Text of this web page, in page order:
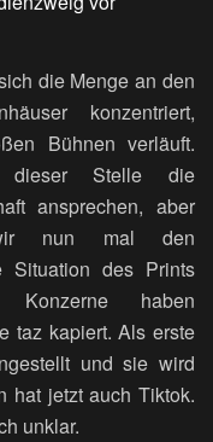
die Menge an den
konzentriert,
Bühnen verläuft.
dieser Stelle die
ansprechen, aber
nun mal den
Situation des Prints
haben
taz kapiert. Als erste
und sie wird
hat jetzt auch Tiktok.
unklar.